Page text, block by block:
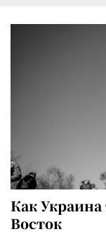
Как
Восток